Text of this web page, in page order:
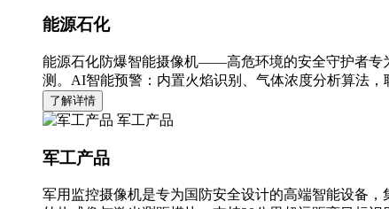
能源石化
能源石化防爆智能摄像机——高危环境的安全守护者专
测。AI智能预警：内置火焰识别、气体浓度分析算法
了解详情
军工产品
军工产品
军用监控摄像机是专为国防安全设计的高端智能设备